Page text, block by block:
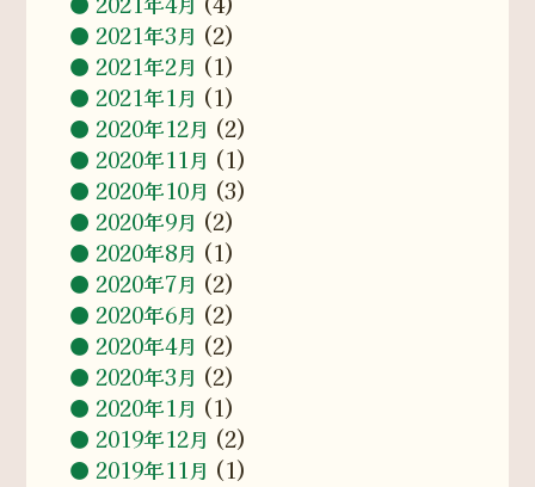
2021年3月 (2)
2021年2月 (1)
2021年1月 (1)
2020年12月 (2)
2020年11月 (1)
2020年10月 (3)
2020年9月 (2)
2020年8月 (1)
2020年7月 (2)
2020年6月 (2)
2020年4月 (2)
2020年3月 (2)
2020年1月 (1)
2019年12月 (2)
2019年11月 (1)